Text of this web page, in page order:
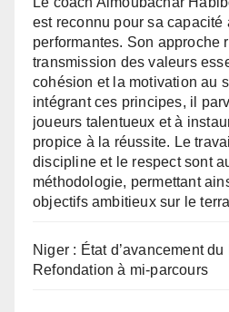
est reconnu pour sa capacité
performantes. Son approche
transmission des valeurs
cohésion et la motivation au
intégrant ces principes, il
joueurs talentueux et à
propice à la réussite. Le
discipline et le respect sont
méthodologie, permettant
objectifs ambitieux sur le
Niger : État d’avancement
Refondation à mi-parcours